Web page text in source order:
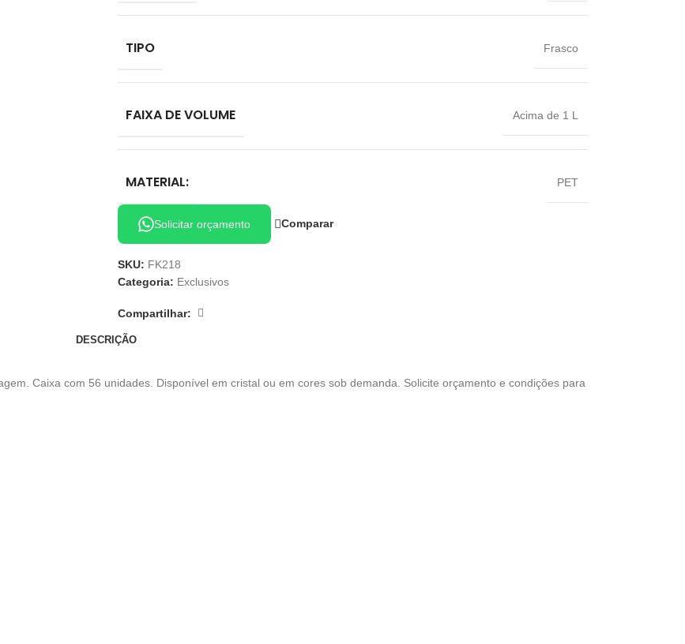
TIPO Frasco
FAIXA DE VOLUME Acima de 1 L
MATERIAL: PET
Solicitar orçamento Comparar
SKU: FK218
Categoria: Exclusivos
Compartilhar:
DESCRIÇÃO
Caixa com 56 unidades. Disponível em cristal ou em cores sob demanda. Solicite orçamento e condições para